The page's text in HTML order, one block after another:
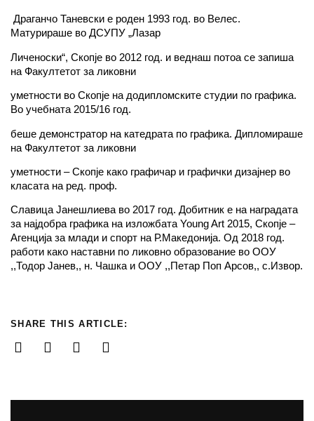
Драганчо Таневски е роден 1993 год. во Велес.
Матурираше во ДСУПУ „Лазар
Личеноски“, Скопје во 2012 год. и веднаш потоа се запиша
на Факултетот за ликовни
уметности во Скопје на додипломските студии по графика.
Во учебната 2015/16 год.
беше демонстратор на катедрата по графика. Дипломираше
на Факултетот за ликовни
уметности – Скопје како графичар и графички дизајнер во
класата на ред. проф.
Славица Јанешлиева во 2017 год. Добитник е на наградата
за најдобра графика на изложбата Young Art 2015, Скопје –
Агенција за млади и спорт на Р.Македонија. Од 2018 год.
работи како наставни по ликовно образование во ООУ
,,Тодор Јанев,, н. Чашка и ООУ ,,Петар Поп Арсов,, с.Извор.
SHARE THIS ARTICLE: